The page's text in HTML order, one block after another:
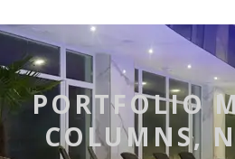
PORTFOLIO
COLUMNS,